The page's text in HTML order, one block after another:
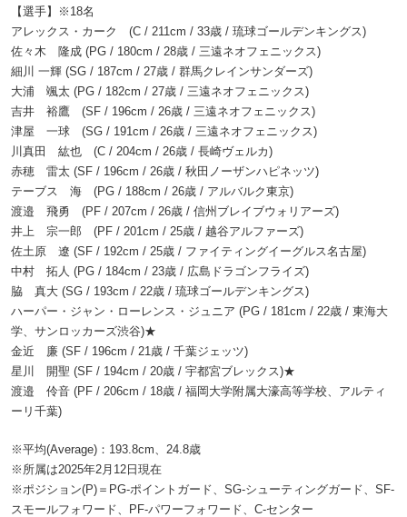
【選手】※18名
アレックス・カーク (C / 211cm / 33歳 / 琉球ゴールデンキングス)
佐々木 隆成 (PG / 180cm / 28歳 / 三遠ネオフェニックス)
細川 一輝 (SG / 187cm / 27歳 / 群馬クレインサンダーズ)
大浦 颯太 (PG / 182cm / 27歳 / 三遠ネオフェニックス)
吉井 裕鷹 (SF / 196cm / 26歳 / 三遠ネオフェニックス)
津屋 一球 (SG / 191cm / 26歳 / 三遠ネオフェニックス)
川真田 紘也 (C / 204cm / 26歳 / 長崎ヴェルカ)
赤穂 雷太 (SF / 196cm / 26歳 / 秋田ノーザンハピネッツ)
テーブス 海 (PG / 188cm / 26歳 / アルバルク東京)
渡邉 飛勇 (PF / 207cm / 26歳 / 信州ブレイブウォリアーズ)
井上 宗一郎 (PF / 201cm / 25歳 / 越谷アルファーズ)
佐土原 遼 (SF / 192cm / 25歳 / ファイティングイーグルス名古屋)
中村 拓人 (PG / 184cm / 23歳 / 広島ドラゴンフライズ)
脇 真大 (SG / 193cm / 22歳 / 琉球ゴールデンキングス)
ハーパー・ジャン・ローレンス・ジュニア (PG / 181cm / 22歳 / 東海大
学、サンロッカーズ渋谷)★
金近 廉 (SF / 196cm / 21歳 / 千葉ジェッツ)
星川 開聖 (SF / 194cm / 20歳 / 宇都宮ブレックス)★
渡邉 伶音 (PF / 206cm / 18歳 / 福岡大学附属大濠高等学校、アルティ
ーリ千葉)
※平均(Average)：193.8cm、24.8歳
※所属は2025年2月12日現在
※ポジション(P)＝PG-ポイントガード、SG-シューティングガード、SF-
スモールフォワード、PF-パワーフォワード、C-センター